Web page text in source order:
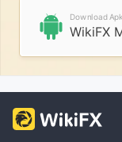
Download Apk
WikiFX